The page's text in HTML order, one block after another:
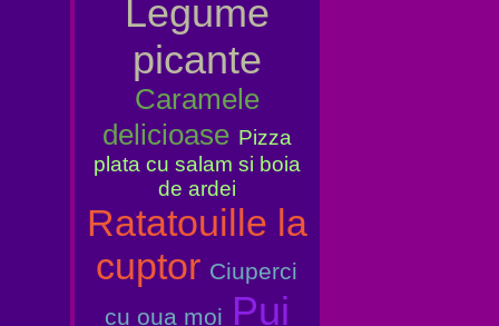
Legume
picante
Caramele
delicioase Pizza
plata cu salam si boia
de ardei
Ratatouille la
cuptor Ciuperci
cu oua moi Pui